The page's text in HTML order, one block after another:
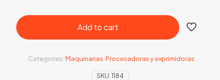
Add to cart
SKU:1184
Categories:Maquinarias Procesadoras y exprimidoras